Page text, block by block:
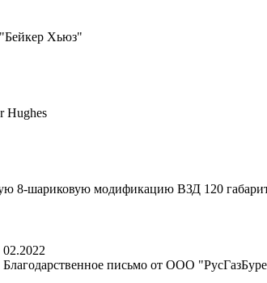
Хьюз"
Hughes
8-шариковую модификацию ВЗД 120
02.2022
Благодарственное письмо от ООО